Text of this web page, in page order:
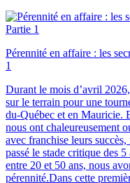
Pérennité en affaire : les
1
Durant le mois d’avril
sur le terrain pour une
du-Québec et en Mauricie.
nous ont chaleureusement
avec franchise leurs
passé le stade critique des
entre 20 et 50 ans, nous
pérennité.Dans cette